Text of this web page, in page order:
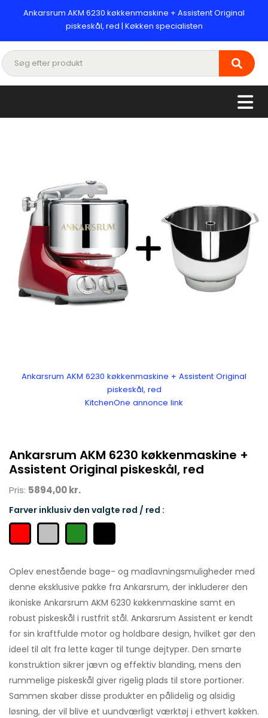
Ankarsrum AKM 6230 køkkenmaskine + Assistent Original
piskeskål, red | Køkken specialisten
Ankarsrum AKM 6230 køkkenmaskine + Assistent Original
piskeskål, red
KitchenOne annonce link
Ankarsrum AKM 6230 køkkenmaskine +
Assistent Original piskeskål, red
Pris: 5894,00 kr.
Farver inklusiv den valgte rød / red :
Oplev enestående bage- og madlavningsmuligheder med
denne eksklusive pakke fra Ankarsrum, der inkluderer den
ikoniske Ankarsrum AKM 6230 køkkenmaskine samt en
robust piskeskål i rustfrit stål. Ankarsrum Assistent er kendt
for sin kraftfulde motor og holdbare design, hvilket gør den
ideel til alt fra lette kager til tunge dejtyper. Den smarte
konstruktion sikrer jævn og effektiv blanding, mens den
rummelige piskeskål giver rigelig plads til store portioner.
Sammen skaber disse produkter en pålidelig og alsidig
løsning, der vil blive et uundværligt værktøj i ethvert køkken.